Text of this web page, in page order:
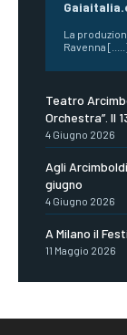
La
Ravenna
Teatro
Orchestra”. Il
4 Giugno 2026
Agli
giugno
4 Giugno 2026
A Milano il
11 Maggio 2026